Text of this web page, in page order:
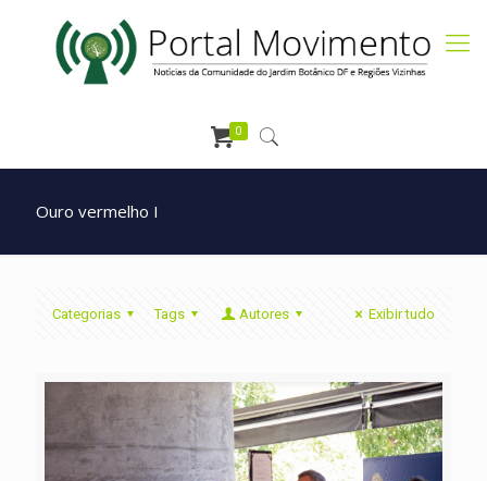
0
Ouro vermelho I
Categorias Tags Autores Exibir tudo